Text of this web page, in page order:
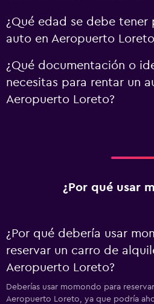
¿Qué edad se debe tener
auto en Aeropuerto
¿Qué documentación o
necesitas para rentar un
Aeropuerto Loreto?
¿Por qué usar
¿Por qué debería usar
reservar un carro de
Aeropuerto Loreto?
Deberías usar momondo para
Aeropuerto Loreto, ya que podría